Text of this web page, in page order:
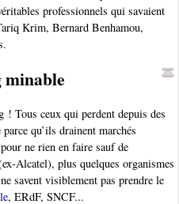
professionnels qui savaient
Krim, Bernard Benhamou,
minable
Tous ceux qui perdent depuis des
qu’ils drainent marchés
ne rien en faire sauf de
Alcatel), plus quelques organismes
savent visiblement pas prendre le
, ERdF, SNCF...